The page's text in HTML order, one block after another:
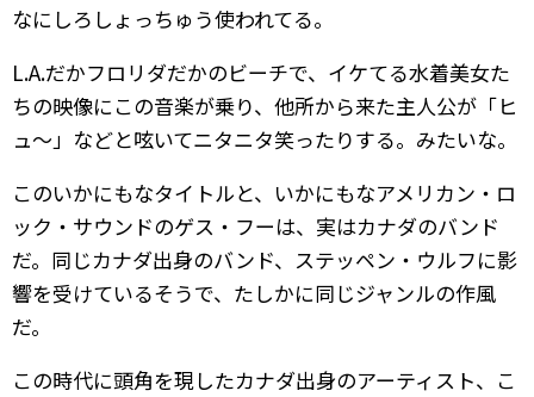
なにしろしょっちゅう使われてる。
L.A.だかフロリダだかのビーチで、イケてる水着美女た
ちの映像にこの音楽が乗り、他所から来た主人公が「ヒ
ュ～」などと呟いてニタニタ笑ったりする。みたいな。
このいかにもなタイトルと、いかにもなアメリカン・ロ
ック・サウンドのゲス・フーは、実はカナダのバンド
だ。同じカナダ出身のバンド、ステッペン・ウルフに影
響を受けているそうで、たしかに同じジャンルの作風
だ。
この時代に頭角を現したカナダ出身のアーティスト、こ